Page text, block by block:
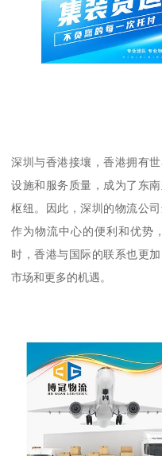
深圳与香港接壤，香港拥有
设施和服务质量，成为了东
枢纽。因此，深圳的物流公
作为物流中心的便利和优势
时，香港与国际的联系也更
市场和更多的机遇。